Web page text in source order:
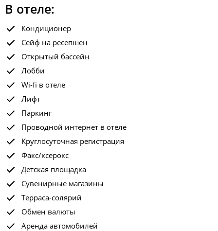
В отеле:
Кондиционер
Сейф на ресепшен
Открытый бассейн
Лобби
Wi-fi в отеле
Лифт
Паркинг
Проводной интернет в отеле
Круглосуточная регистрация
Факс/ксерокс
Детская площадка
Сувенирные магазины
Терраса-солярий
Обмен валюты
Аренда автомобилей